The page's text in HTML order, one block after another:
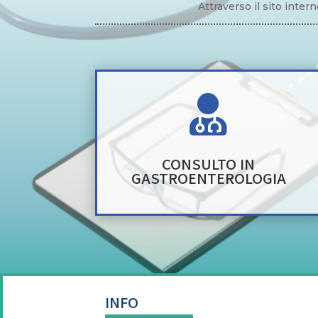
Attraverso il sito

CONSULTO IN
GASTROENTEROLOGIA
INFO